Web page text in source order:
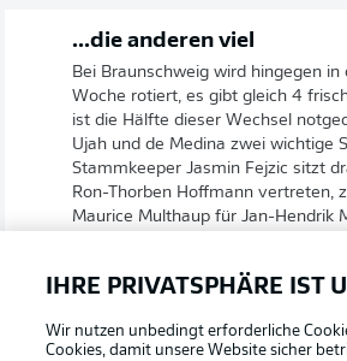
...die anderen viel
Bei Braunschweig wird hingegen in
Woche rotiert, es gibt gleich 4
ist die Hälfte dieser Wechsel
Ujah und de Medina zwei wichtige
Stammkeeper Jasmin Fejzic sitzt
Ron-Thorben Hoffmann vertreten,
Maurice Multhaup für Jan-Hendrik
Die einen ändern nichts...
IHRE PRIVATSPHÄRE IST
Wir nutzen unbedingt erforderliche
Cookies, damit unsere Website sicher